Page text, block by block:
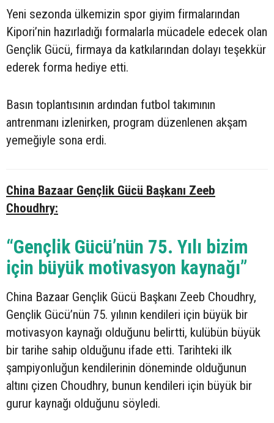
Yeni sezonda ülkemizin spor giyim firmalarından
Kipori’nin hazırladığı formalarla mücadele edecek olan
Gençlik Gücü, firmaya da katkılarından dolayı teşekkür
ederek forma hediye etti.
Basın toplantısının ardından futbol takımının
antrenmanı izlenirken, program düzenlenen akşam
yemeğiyle sona erdi.
China Bazaar Gençlik Gücü Başkanı Zeeb
Choudhry:
“Gençlik Gücü’nün 75. Yılı bizim
için büyük motivasyon kaynağı”
China Bazaar Gençlik Gücü Başkanı Zeeb Choudhry,
Gençlik Gücü’nün 75. yılının kendileri için büyük bir
motivasyon kaynağı olduğunu belirtti, kulübün büyük
bir tarihe sahip olduğunu ifade etti. Tarihteki ilk
şampiyonluğun kendilerinin döneminde olduğunun
altını çizen Choudhry, bunun kendileri için büyük bir
gurur kaynağı olduğunu söyledi.